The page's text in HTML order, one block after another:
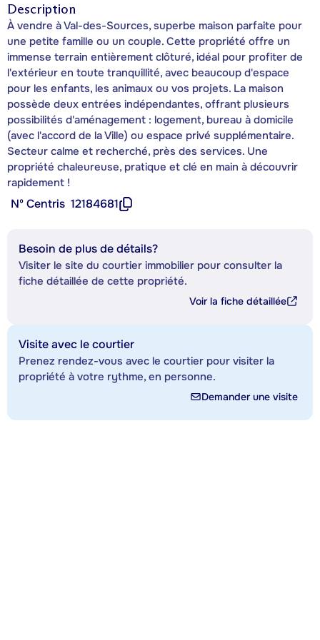
Description
À vendre à Val-des-Sources, superbe maison parfaite pour
une petite famille ou un couple. Cette propriété offre un
immense terrain entièrement clôturé, idéal pour profiter de
l'extérieur en toute tranquillité, avec beaucoup d'espace
pour les enfants, les animaux ou vos projets. La maison
possède deux entrées indépendantes, offrant plusieurs
possibilités d'aménagement : logement, bureau à domicile
(avec l'accord de la Ville) ou espace privé supplémentaire.
Secteur calme et recherché, près des services. Une
propriété chaleureuse, pratique et clé en main à découvrir
rapidement !
Nº Centris 12184681
Besoin de plus de détails?
Visiter le site du courtier immobilier pour consulter la
fiche détaillée de cette propriété.
Voir la fiche détaillée
Visite avec le courtier
Prenez rendez-vous avec le courtier pour visiter la
propriété à votre rythme, en personne.
Demander une visite